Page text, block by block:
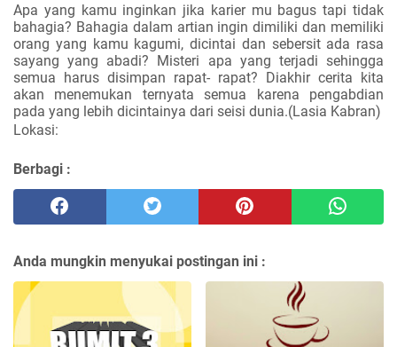
Apa yang kamu inginkan jika karier mu bagus tapi tidak
bahagia? Bahagia dalam artian ingin dimiliki dan memiliki
orang yang kamu kagumi, dicintai dan sebersit ada rasa
sayang yang abadi? Misteri apa yang terjadi sehingga
semua harus disimpan rapat- rapat? Diakhir cerita kita
akan menemukan ternyata semua karena pengabdian
pada yang lebih dicintainya dari seisi dunia.(Lasia Kabran)
Lokasi:
Berbagi :
Anda mungkin menyukai postingan ini :